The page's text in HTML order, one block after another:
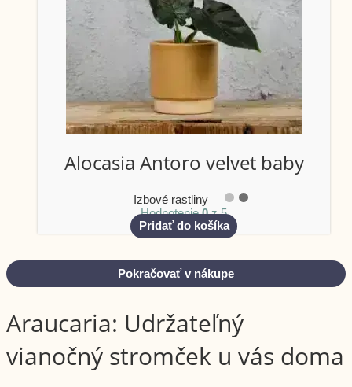
Alocasia Antoro velvet baby
Izbové rastliny
Hodnotenie0z 5
Pridať do košíka
Pokračovať v nákupe
Araucaria: Udržateľný
vianočný stromček u vás doma